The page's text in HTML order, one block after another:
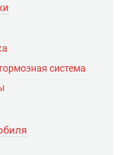
система